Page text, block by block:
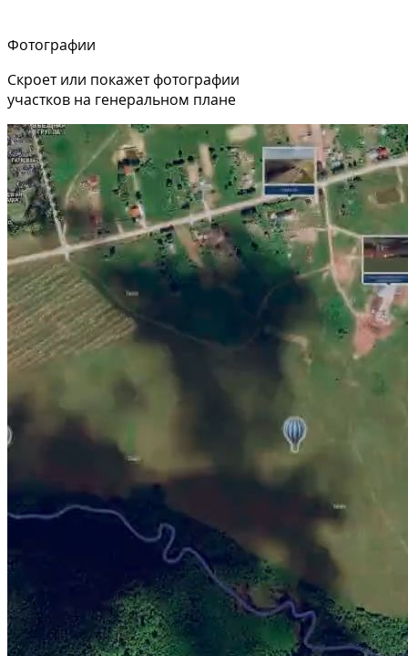
Фотографии
Скроет или покажет фотографии
участков на генеральном плане